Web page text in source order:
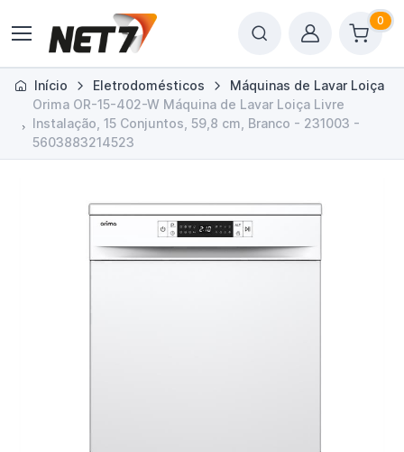
0
Início Eletrodomésticos
Máquinas de Lavar Loiça
Orima OR-15-402-W Máquina de Lavar Loiça Livre
Instalação, 15 Conjuntos, 59,8 cm, Branco - 231003 -
5603883214523